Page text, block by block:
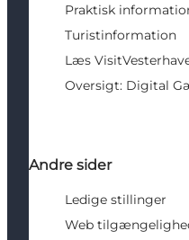
Praktisk
Turistinformation
Læs
Oversigt: Digital
Andre sider
Ledige stillinger
Web